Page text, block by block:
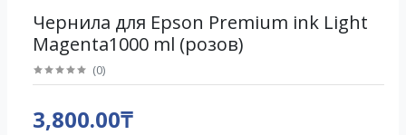
Чернила для Epson Premium ink Light
Magenta1000 ml (розов)
(0)
3,800.00₸